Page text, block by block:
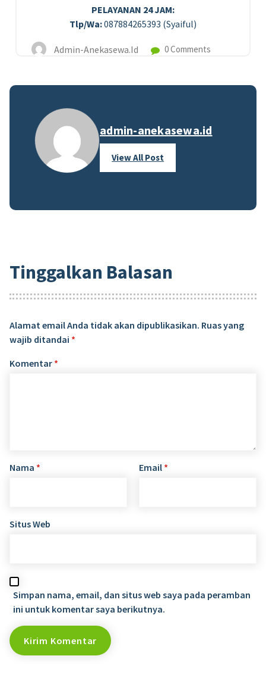
PELAYANAN 24 JAM:
Tlp/Wa:087884265393 (Syaiful)
Admin-Anekasewa.id 0 Comments
admin-anekasewa.id
View All Post
Tinggalkan Balasan
Alamat email Anda tidak akan dipublikasikan. Ruas yang
wajib ditandai *
Komentar *
Nama * Email *
Situs Web
Simpan nama, email, dan situs web saya pada peramban
ini untuk komentar saya berikutnya.